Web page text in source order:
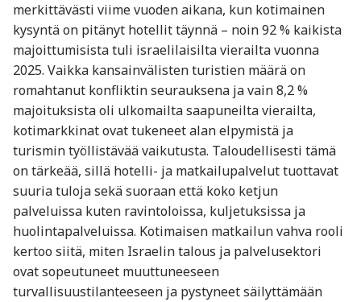
merkittävästi viime vuoden aikana, kun kotimainen
kysyntä on pitänyt hotellit täynnä – noin 92 % kaikista
majoittumisista tuli israelilaisilta vierailta vuonna
2025. Vaikka kansainvälisten turistien määrä on
romahtanut konfliktin seurauksena ja vain 8,2 %
majoituksista oli ulkomailta saapuneilta vierailta,
kotimarkkinat ovat tukeneet alan elpymistä ja
turismin työllistävää vaikutusta. Taloudellisesti tämä
on tärkeää, sillä hotelli- ja matkailupalvelut tuottavat
suuria tuloja sekä suoraan että koko ketjun
palveluissa kuten ravintoloissa, kuljetuksissa ja
huolintapalveluissa. Kotimaisen matkailun vahva rooli
kertoo siitä, miten Israelin talous ja palvelusektori
ovat sopeutuneet muuttuneeseen
turvallisuustilanteeseen ja pystyneet säilyttämään